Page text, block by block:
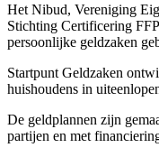
Het Nibud, Vereniging
Stichting Certificering
persoonlijke geldzaken
Startpunt Geldzaken
huishoudens in
De geldplannen zijn
partijen en met